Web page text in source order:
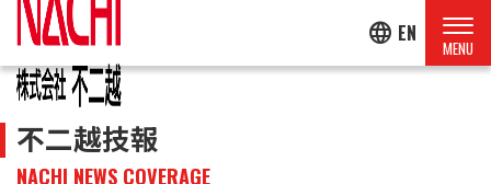
language EN
不二越技報
NACHI NEWS COVERAGE